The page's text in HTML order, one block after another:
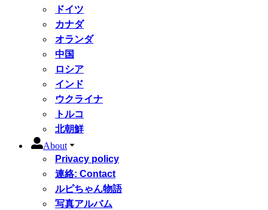
ドイツ
カナダ
オランダ
中国
ロシア
インド
ウクライナ
トルコ
北朝鮮
About
Privacy policy
連絡: Contact
ルピちゃん物語
写真アルバム